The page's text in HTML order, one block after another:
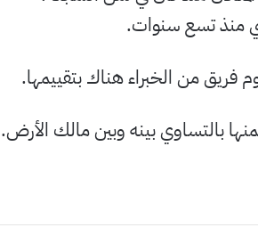
فريق من الخبراء هناك بتقييمها.
بالتساوي بينه وبين مالك الأرض.